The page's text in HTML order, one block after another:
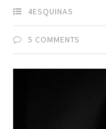
4ESQUINAS
5 COMMENTS